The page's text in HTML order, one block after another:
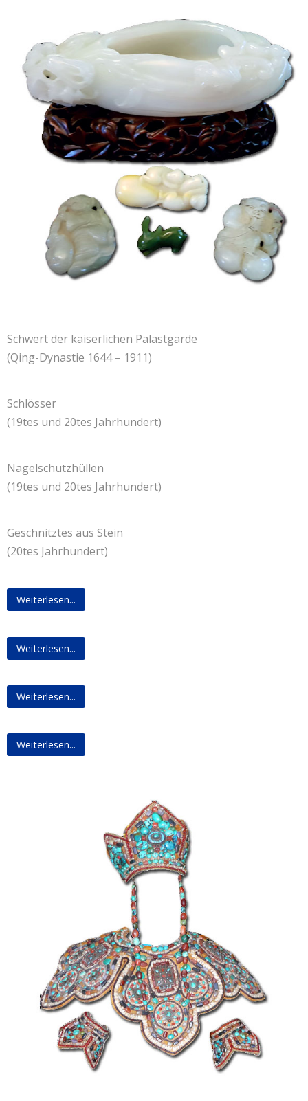
Schwert der kaiserlichen Palastgarde
(Qing-Dynastie 1644 – 1911)
Schlösser
(19tes und 20tes Jahrhundert)
Nagelschutzhüllen
(19tes und 20tes Jahrhundert)
Geschnitztes aus Stein
(20tes Jahrhundert)
Weiterlesen...
Weiterlesen...
Weiterlesen...
Weiterlesen...